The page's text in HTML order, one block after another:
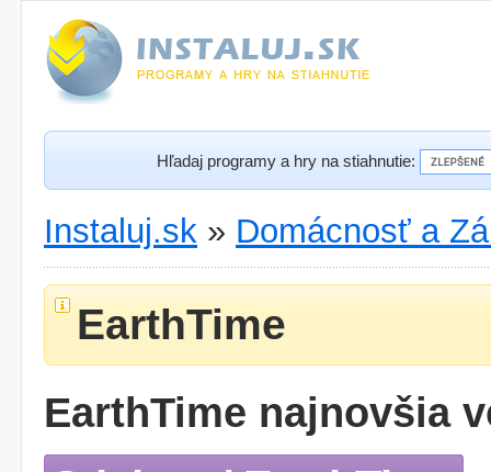
Hľadaj programy a hry na stiahnutie:
Instaluj.sk » Domácnosť a
EarthTime
EarthTime najnovšia